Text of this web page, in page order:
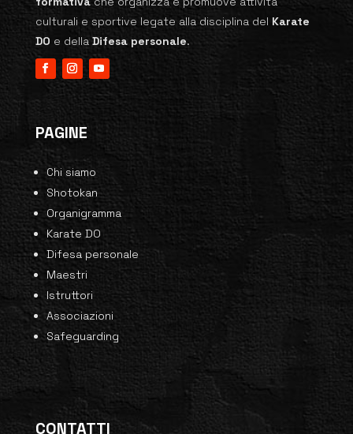
culturali e sportive legate alla disciplina del Karate
DO e dellaDifesa personale.
PAGINE
Chi siamo
Shotokan
Organigramma
Karate DO
Difesa personale
Maestri
Istruttori
Associazioni
Safeguarding
CONTATTI